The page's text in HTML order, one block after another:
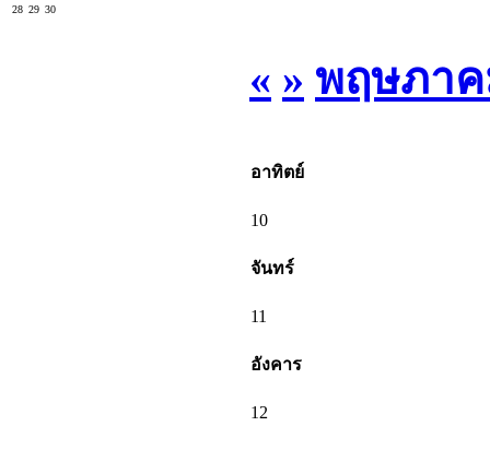
28 29 30
« » พฤษภาค
อาทิตย์
10
จันทร์
11
อังคาร
12